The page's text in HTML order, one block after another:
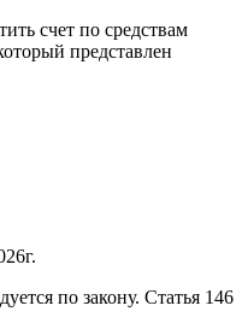
счет по средствам
представлен
по закону. Статья 146